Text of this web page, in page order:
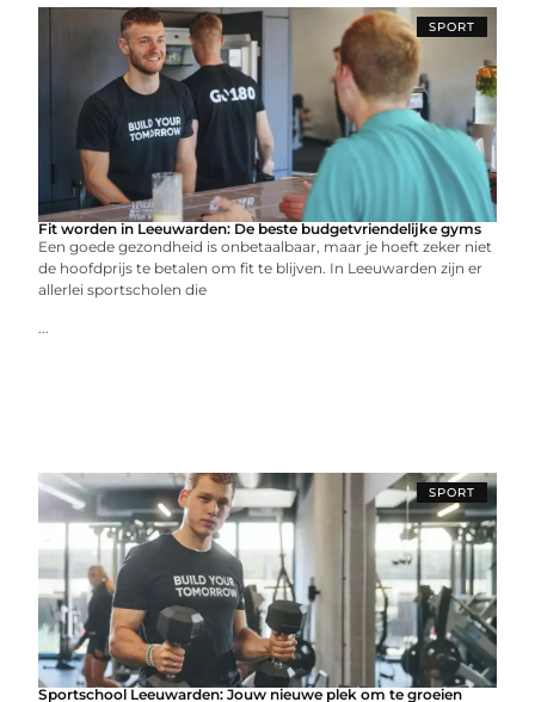
SPORT
Fit worden in Leeuwarden: De beste budgetvriendelijke gyms
Een goede gezondheid is onbetaalbaar, maar je hoeft zeker niet
de hoofdprijs te betalen om fit te blijven. In Leeuwarden zijn er
allerlei sportscholen die
...
SPORT
Sportschool Leeuwarden: Jouw nieuwe plek om te groeien